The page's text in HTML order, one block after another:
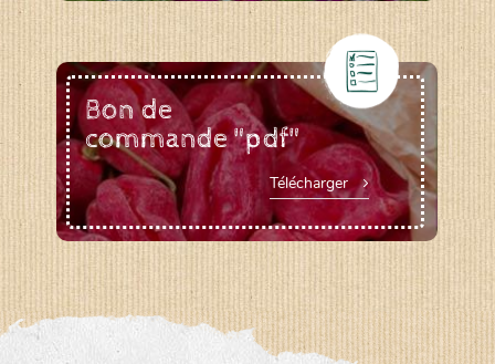
Bon de
commande "pdf"
Télécharger